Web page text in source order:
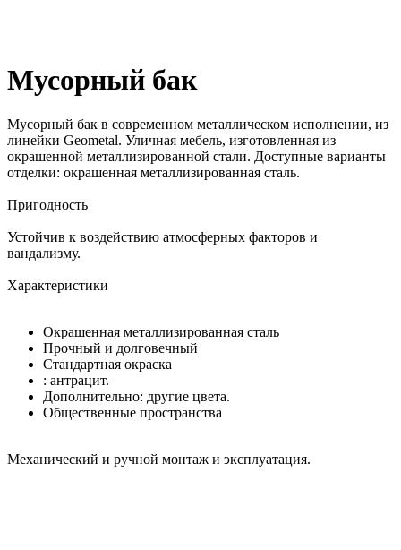
Мусорный бак
Мусорный бак в современном металлическом исполнении, из
линейки Geometal.‎ Уличная мебель, изготовленная из
окрашенной металлизированной стали.‎ Доступные варианты
отделки: окрашенная металлизированная сталь.‎
Пригодность
Устойчив к воздействию атмосферных факторов и
вандализму.
Характеристики
Окрашенная металлизированная сталь
Прочный и долговечный
Стандартная окраска
: антрацит.
Дополнительно: другие цвета.
Общественные пространства
Механический и ручной монтаж и эксплуатация.